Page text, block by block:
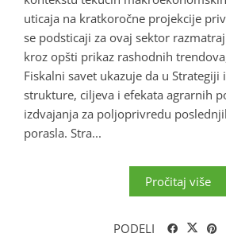
uticaja na kratkoročne projekcije
se podsticaji za ovaj sektor
kroz opšti prikaz rashodnih
Fiskalni savet ukazuje da u Strategiji
strukture, ciljeva i efekata agrarnih
izdvajanja za poljoprivredu
porasla. Stra...
Pročitaj više
PODELI